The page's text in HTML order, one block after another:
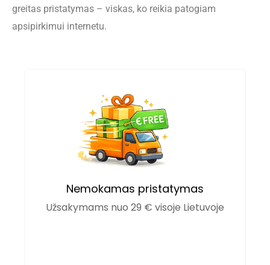
greitas pristatymas – viskas, ko reikia patogiam
apsipirkimui internetu.
Nemokamas pristatymas
Užsakymams nuo 29 € visoje Lietuvoje